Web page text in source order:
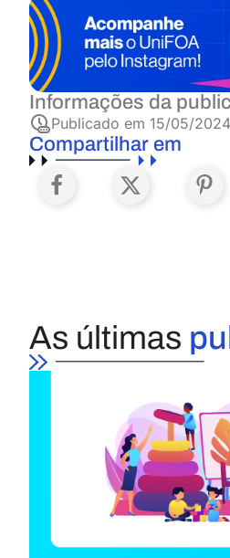
Informações da
Publicado em 15/05/2024
Compartilhar em
As últimas